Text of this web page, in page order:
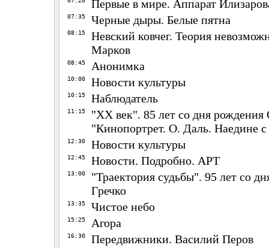
Первые в мире. Аппарат
07:35 Черные дыры. Белые пятна
08:15
Невский ковчег. Теория
Марков
08:45 Анонимка
10:00 Новости культуры
10:15 Наблюдатель
11:15
"ХX век". 85 лет со дня рождения
"Кинопортрет. О. Даль. Наедине
12:30 Новости культуры
12:45 Новости. Подробно. АРТ
13:00
"Траектория судьбы". 95 лет со
Гречко
13:35 Чистое небо
15:25 Агора
16:30 Передвижники. Василий Перов